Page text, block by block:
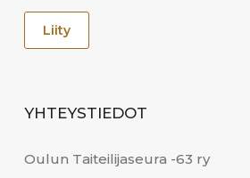
YHTEYSTIEDOT
Oulun Taiteilijaseura -63 ry